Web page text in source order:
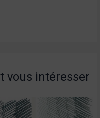
vous intéresser